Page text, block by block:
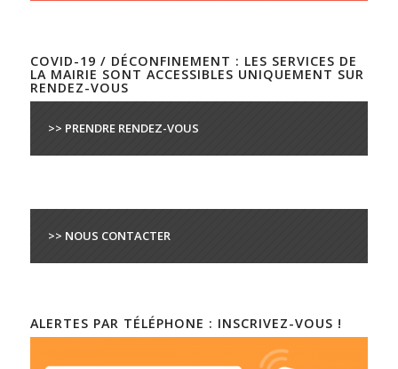
COVID-19 / DÉCONFINEMENT : LES SERVICES DE
LA MAIRIE SONT ACCESSIBLES UNIQUEMENT SUR
RENDEZ-VOUS
>> PRENDRE RENDEZ-VOUS
>> NOUS CONTACTER
ALERTES PAR TÉLÉPHONE : INSCRIVEZ-VOUS !